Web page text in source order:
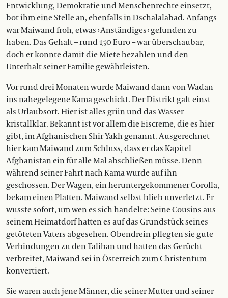
Entwicklung, De­mokratie und Menschenrechte einsetzt,
bot ihm eine Stelle an, ebenfalls in Dschalalabad. Anfangs
war Maiwand froh, etwas › Anständiges ‹ gefunden zu
haben. Das Gehalt – rund 150 Euro – war überschaubar,
doch er konnte damit die Miete bezahlen und den
Unterhalt seiner Familie gewährleisten.
Vor rund drei Monaten wurde Maiwand dann von Wadan
ins nahege­le­gene Kama geschickt. Der Distrikt galt einst
als Urlaubsort. Hier ist alles grün und das Wasser
kristallklar. Bekannt ist vor allem die Eiscreme, die es hier
gibt, im Afghanischen Shir Yakh genannt. Ausgerechnet
hier kam Maiwand zum Schluss, dass er das Kapitel
Afghanistan ein für alle Mal abschließen müsse. Denn
während seiner Fahrt nach Kama wurde auf ihn
geschossen. Der Wagen, ein heruntergekommener Corolla,
bekam einen Platten. Maiwand selbst blieb unverletzt. Er
wusste sofort, um wen es sich handelte: Seine Cousins aus
seinem Heimatdorf hatten es auf das Grundstück seines
getöteten Vaters abgesehen. Obendrein pflegten sie gute
Verbindungen zu den Taliban und hatten das Gerücht
verbreitet, Maiwand sei in Österreich zum Christentum
konvertiert.
Sie waren auch jene Männer, die seiner Mutter und seiner